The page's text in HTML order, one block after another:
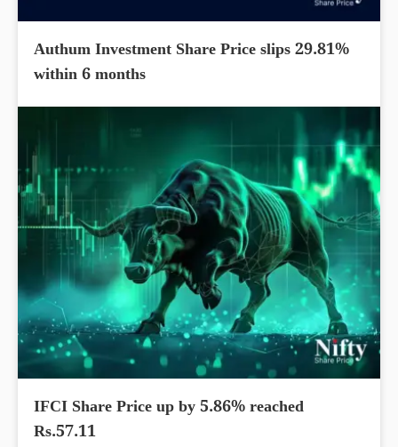
Authum Investment Share Price slips 29.81%
within 6 months
IFCI Share Price up by 5.86% reached
Rs.57.11